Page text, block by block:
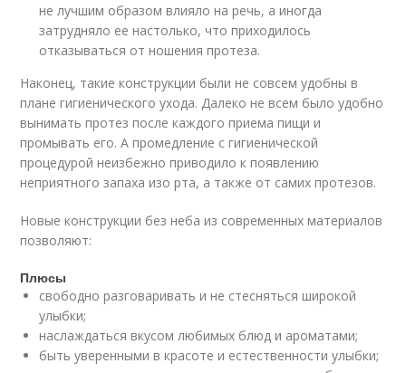
не лучшим образом влияло на речь, а иногда
затрудняло ее настолько, что приходилось
отказываться от ношения протеза.
Наконец, такие конструкции были не совсем удобны в
плане гигиенического ухода. Далеко не всем было удобно
вынимать протез после каждого приема пищи и
промывать его. А промедление с гигиенической
процедурой неизбежно приводило к появлению
неприятного запаха изо рта, а также от самих протезов.
Новые конструкции без неба из современных материалов
позволяют:
Плюсы
свободно разговаривать и не стесняться широкой
улыбки;
наслаждаться вкусом любимых блюд и ароматами;
быть уверенными в красоте и естественности улыбки;